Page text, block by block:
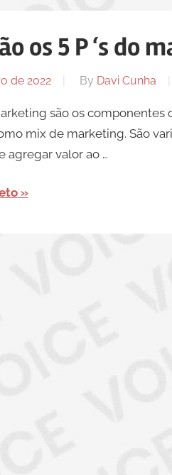
os 5 P ‘s do
de 2022 By Davi Cunha
são os
mix de marketing. São
agregar valor ao …